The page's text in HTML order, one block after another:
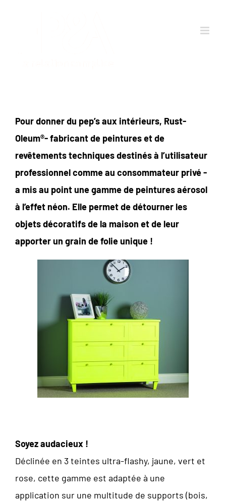
Pour donner du pep’s aux intérieurs, Rust-
Oleum®- fabricant de peintures et de
revêtements techniques destinés à l’utilisateur
professionnel comme au consommateur privé -
a mis au point une gamme de peintures aérosol
à l’effet néon. Elle permet de détourner les
objets décoratifs de la maison et de leur
apporter un grain de folie unique !
Soyez audacieux !
Déclinée en 3 teintes ultra-flashy, jaune, vert et
rose, cette gamme est adaptée à une
application sur une multitude de supports (bois,